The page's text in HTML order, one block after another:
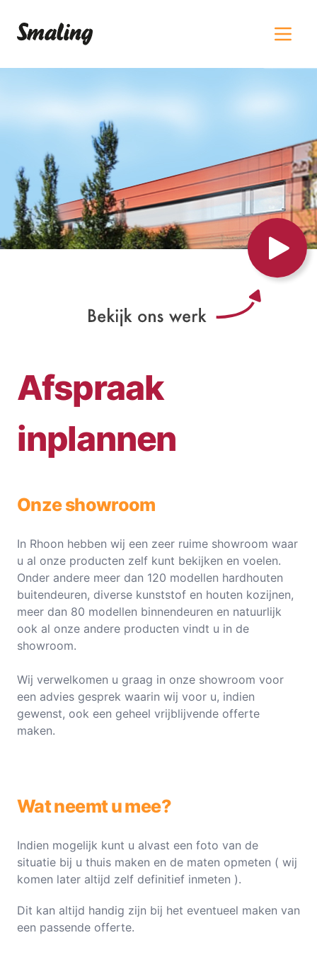
Afspraak
inplannen
Onze showroom
In Rhoon hebben wij een zeer ruime showroom waar
u al onze producten zelf kunt bekijken en voelen.
Onder andere meer dan 120 modellen hardhouten
buitendeuren, diverse kunststof en houten kozijnen,
meer dan 80 modellen binnendeuren en natuurlijk
ook al onze andere producten vindt u in de
showroom.
Wij verwelkomen u graag in onze showroom voor
een advies gesprek waarin wij voor u, indien
gewenst, ook een geheel vrijblijvende offerte
maken.
Wat neemt u mee?
Indien mogelijk kunt u alvast een foto van de
situatie bij u thuis maken en de maten opmeten ( wij
komen later altijd zelf definitief inmeten ).
Dit kan altijd handig zijn bij het eventueel maken van
een passende offerte.